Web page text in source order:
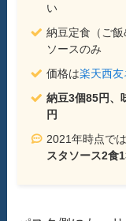
い
納豆定食（ご
ソースのみ
価格は楽天西
納豆3個85円、
円
2021年時点では
スタソース2食